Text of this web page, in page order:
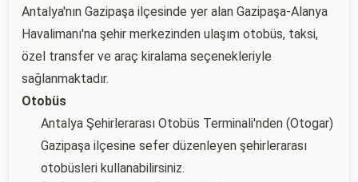
Antalya'nın Gazipaşa ilçesinde yer alan Gazipaşa-Alanya
Havalimanı'na şehir merkezinden ulaşım otobüs, taksi,
özel transfer ve araç kiralama seçenekleriyle
sağlanmaktadır.
Otobüs
Antalya Şehirlerarası Otobüs Terminali'nden (Otogar)
Gazipaşa ilçesine sefer düzenleyen şehirlerarası
otobüsleri kullanabilirsiniz.